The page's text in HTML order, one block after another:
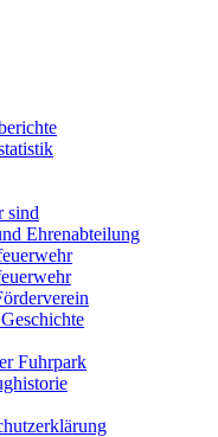
sind
Ehrenabteilung
Fuhrpark